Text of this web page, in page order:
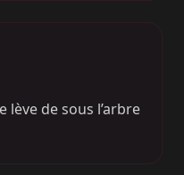
lève de sous l’arbre